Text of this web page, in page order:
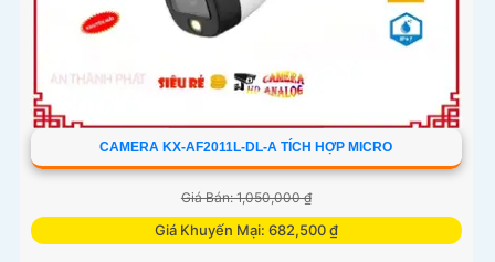
CAMERA KX-AF2011L-DL-A TÍCH HỢP MICRO
Giá Bán: 1,050,000 ₫
Giá Khuyến Mại: 682,500 ₫